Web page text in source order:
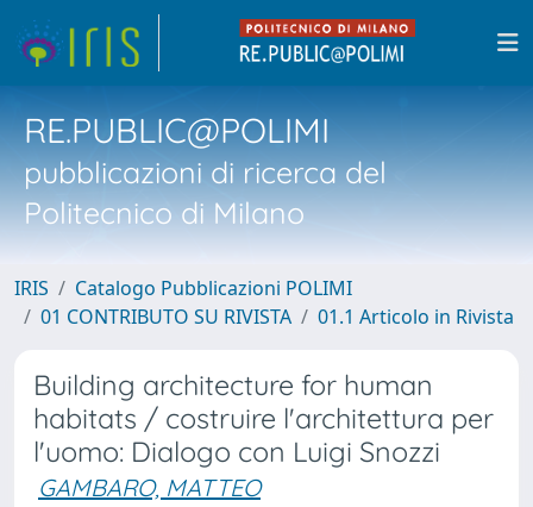
RE.PUBLIC@POLIMI
pubblicazioni di ricerca del
Politecnico di Milano
IRIS
Catalogo Pubblicazioni POLIMI
01 CONTRIBUTO SU RIVISTA
01.1 Articolo in Rivista
Building architecture for human
habitats / costruire l'architettura per
l'uomo: Dialogo con Luigi Snozzi
GAMBARO, MATTEO